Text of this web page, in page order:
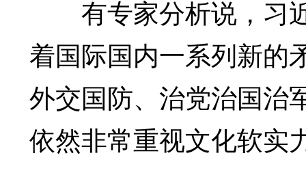
有专家分析说，习
着国际国内一系列新的
外交国防、治党治国治
依然非常重视文化软实